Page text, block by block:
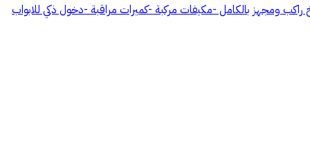
راكب بكامل تجهيزاته -2دورة مياه ✨*مميزات الشقة* ✨ -مطبخ راكب ومجهز بالكامل -مكيفات مركبة -كميرات مراقبة -دخول ذكي للابواب